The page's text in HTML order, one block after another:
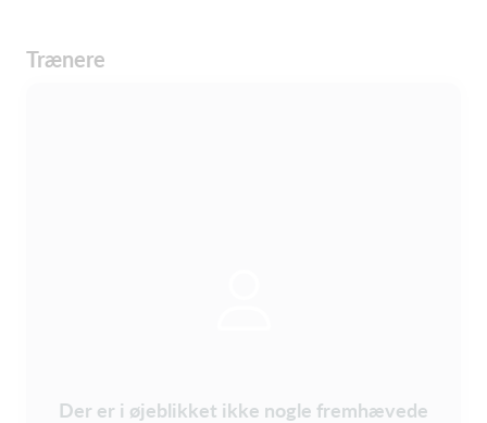
Trænere
Der er i øjeblikket ikke nogle fremhævede